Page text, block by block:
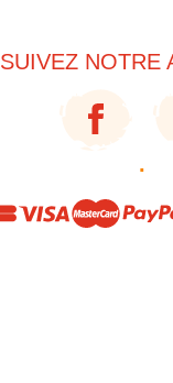
SUIVEZ NOTRE
·